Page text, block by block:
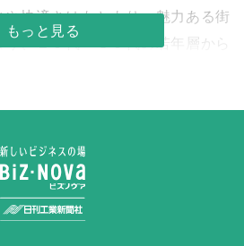
快適さはもとより、魅力ある街
、２０代―３０代の若年層から
型社会へ